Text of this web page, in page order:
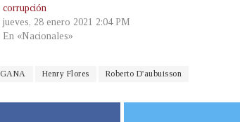
corrupción
jueves, 28 enero 2021 2:04 PM
En «Nacionales»
GANA Henry Flores Roberto D'aubuisson